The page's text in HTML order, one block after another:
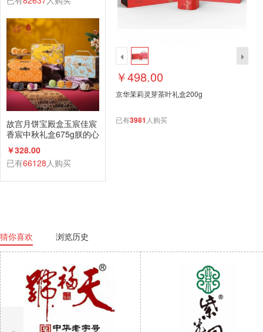
故宫月饼宝殿盒玉宸佳宸
香宸中秋礼盒675g朕的心
意礼广式蛋黄莲蓉
￥328.00
已有66128人购买
￥498.00
京华茉莉灵芽茶叶礼盒200g
已有3981 人购买
猜你喜欢 浏览历史